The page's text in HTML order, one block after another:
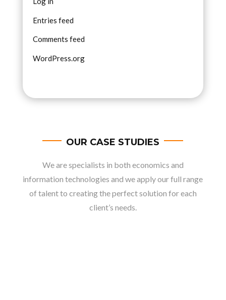
Entries feed
Comments feed
WordPress.org
OUR CASE STUDIES
We are specialists in both economics and
information technologies and we apply our full range
of talent to creating the perfect solution for each
client’s needs.